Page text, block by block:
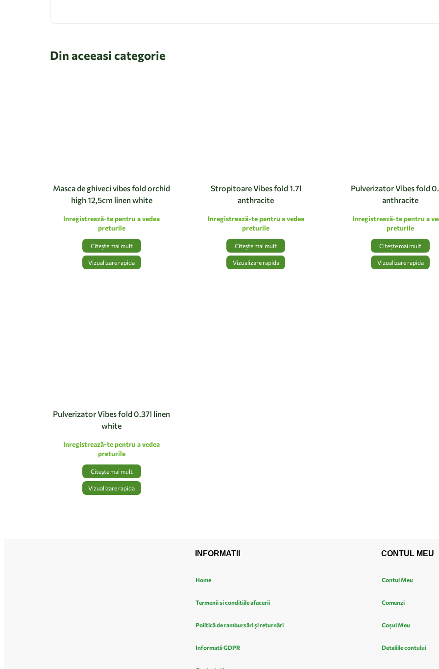
Din aceeasi categorie
Masca de ghiveci vibes fold orchid
high 12,5cm linen white
Inregistrează-te pentru a vedea
preturile
Citește mai mult
Vizualizare rapida
Stropitoare Vibes fold 1.7l
anthracite
Inregistrează-te pentru a vedea
preturile
Citește mai mult
Vizualizare rapida
Pulverizator Vibes fold
anthracite
Inregistrează-te pentru a
preturile
Citește mai mult
Vizualizare rapida
Pulverizator Vibes fold 0.37l linen
white
Inregistrează-te pentru a vedea
preturile
Citește mai mult
Vizualizare rapida
INFORMATII
Home
Termenii si conditiile afacerii
Politică de rambursări și returnări
Informatii GDPR
CONTUL MEU
Contul Meu
Comenzi
Coșul Meu
Detaliile contului